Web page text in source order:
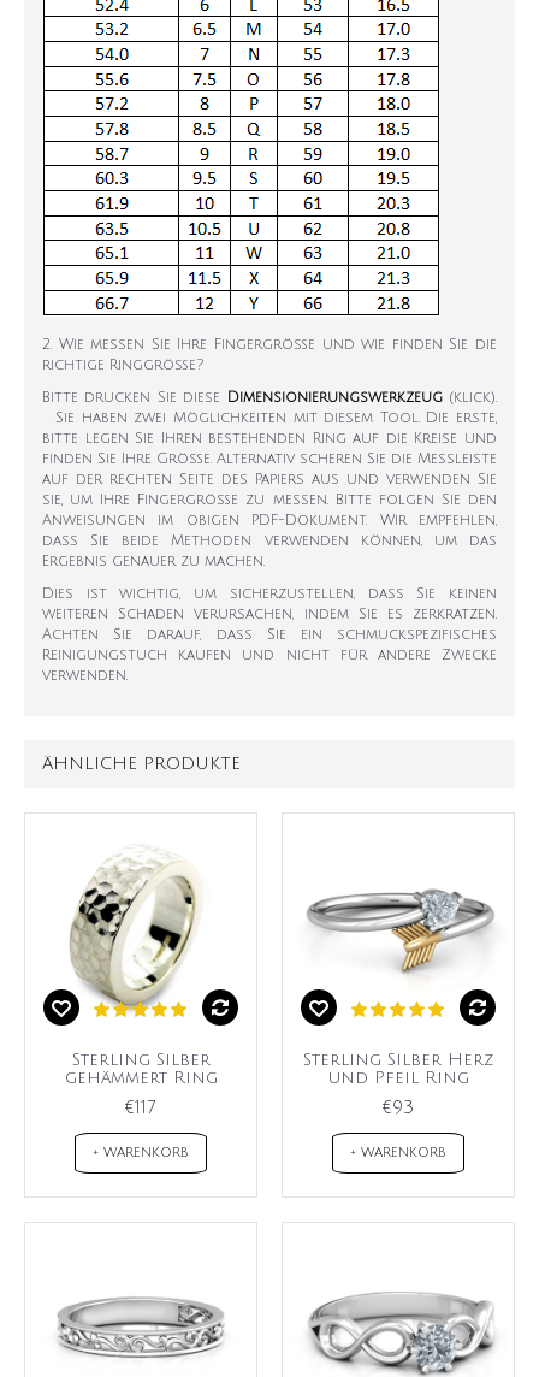
2. Wie messen Sie Ihre Fingergröße und wie finden Sie die
richtige Ringgröße?
Bitte drucken Sie diese Dimensionierungswerkzeug (klick).
Sie haben zwei Möglichkeiten mit diesem Tool. Die erste,
bitte legen Sie Ihren bestehenden Ring auf die Kreise und
finden Sie Ihre Größe. Alternativ scheren Sie die Messleiste
auf der rechten Seite des Papiers aus und verwenden Sie
sie, um Ihre Fingergröße zu messen. Bitte folgen Sie den
Anweisungen im obigen PDF-Dokument. Wir empfehlen,
dass Sie beide Methoden verwenden können, um das
Ergebnis genauer zu machen.
Dies ist wichtig, um sicherzustellen, dass Sie keinen
weiteren Schaden verursachen, indem Sie es zerkratzen.
Achten Sie darauf, dass Sie ein schmuckspezifisches
Reinigungstuch kaufen und nicht für andere Zwecke
verwenden.
ÄHNLICHE PRODUKTE
Sterling Silber
gehämmert Ring
€117
+ WARENKORB
Sterling Silber Herz
und Pfeil Ring
€93
+ WARENKORB